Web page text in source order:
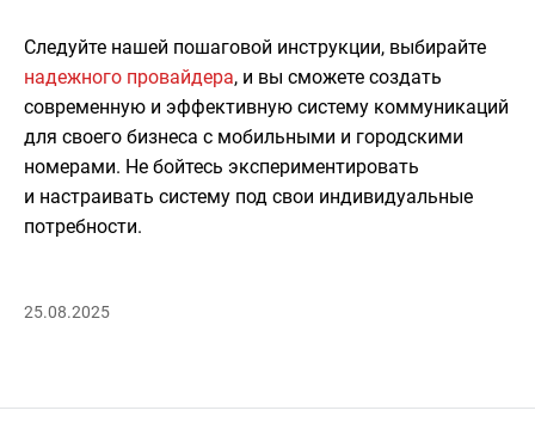
Следуйте нашей пошаговой инструкции, выбирайте
надежного провайдера, и вы сможете создать
современную и эффективную систему коммуникаций
для своего бизнеса с мобильными и городскими
номерами. Не бойтесь экспериментировать
и настраивать систему под свои индивидуальные
потребности.
25.08.2025